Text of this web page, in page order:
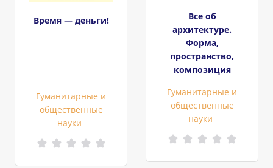
Время — деньги!
Гуманитарные и
общественные
науки
Все об
архитектуре.
Форма,
пространство,
композиция
Гуманитарные и
общественные
науки